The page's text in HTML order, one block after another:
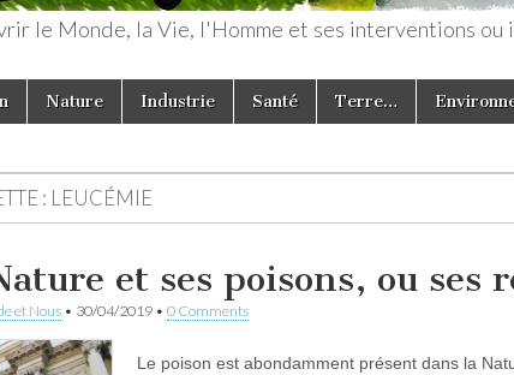
le Monde, la Vie, l'Homme et ses interventions ou
Nature Industrie Santé Terre…
: LEUCÉMIE
et ses poisons, ou ses
et Nous • 30/04/2019 • 0 Comments
Le poison est abondamment présent dans la